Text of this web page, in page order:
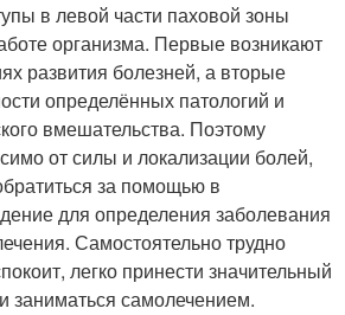
в левой части паховой зоны
организма. Первые возникают
развития болезней, а вторые
определённых патологий и
вмешательства. Поэтому
от силы и локализации болей,
за помощью в
для определения заболевания
Самостоятельно трудно
легко принести значительный
заниматься самолечением.